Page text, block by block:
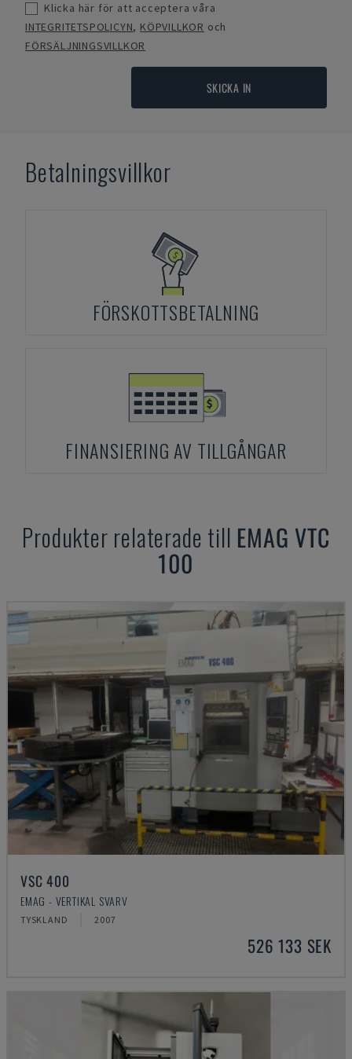
Klicka här för att acceptera våra
INTEGRITETSPOLICYN, KÖPVILLKOR och
FÖRSÄLJNINGSVILLKOR
SKICKA IN
Betalningsvillkor
FÖRSKOTTSBETALNING
FINANSIERING AV TILLGÅNGAR
Produkter relaterade till EMAG VTC
100
VSC 400
EMAG - VERTIKAL SVARV
TYSKLAND 2007
526 133 SEK